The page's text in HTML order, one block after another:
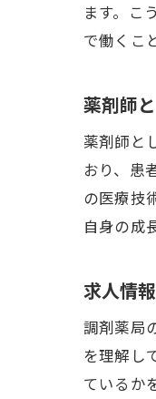
ます。こ
で働くこ
薬剤師
薬剤師と
おり、患
の医療技
自身の成
求人情
調剤薬局
を理解し
ているか